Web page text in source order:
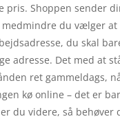
pris. Shoppen sender
du vælger at
du skal
adresse. Det med at
ret gammeldags,
kø online – det er
du videre, så behøver